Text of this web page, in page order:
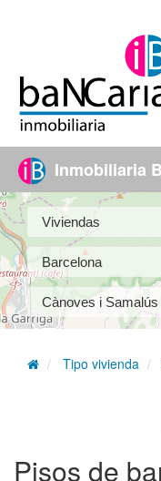
Inmobiliaria
Tipo vivienda
Pisos de